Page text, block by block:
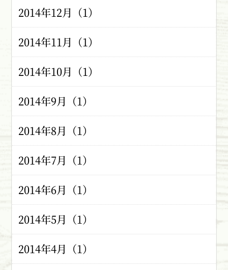
2014年12月（1）
2014年11月（1）
2014年10月（1）
2014年9月（1）
2014年8月（1）
2014年7月（1）
2014年6月（1）
2014年5月（1）
2014年4月（1）